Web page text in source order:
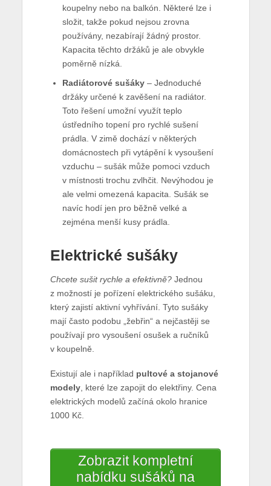
koupelny nebo na balkón. Některé lze i
složit, takže pokud nejsou zrovna
používány, nezabírají žádný prostor.
Kapacita těchto držáků je ale obvykle
poměrně nízká.
Radiátorové sušáky– Jednoduché
držáky určené k zavěšení na radiátor.
Toto řešení umožní využít teplo
ústředního topení pro rychlé sušení
prádla. V zimě dochází v některých
domácnostech při vytápění k vysoušení
vzduchu – sušák může pomoci vzduch
v místnosti trochu zvlhčit. Nevýhodou je
ale velmi omezená kapacita. Sušák se
navíc hodí jen pro běžně velké a
zejména menší kusy prádla.
Elektrické sušáky
Chcete sušit rychle a efektivně?Jednou
z možností je pořízení elektrického sušáku,
který zajistí aktivní vyhřívání. Tyto sušáky
mají často podobu „žebřin“ a nejčastěji se
používají pro vysoušení osušek a ručníků
v koupelně.
Existují ale i například pultové a stojanové
modely, které lze zapojit do elektřiny. Cena
elektrických modelů začíná okolo hranice
1000 Kč.
Zobrazit kompletní
nabídku sušáků na